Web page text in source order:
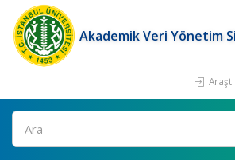
Akademik Veri Yönetim
Ara